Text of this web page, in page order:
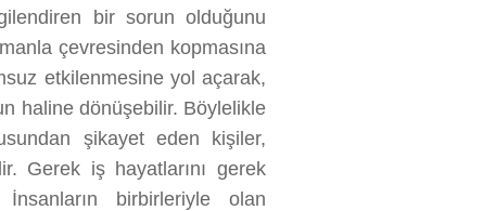
bir sorun olduğunu
çevresinden kopmasına
etkilenmesine yol açarak,
haline dönüşebilir. Böylelikle
şikayet eden kişiler,
Gerek iş hayatlarını gerek
birbirleriyle olan